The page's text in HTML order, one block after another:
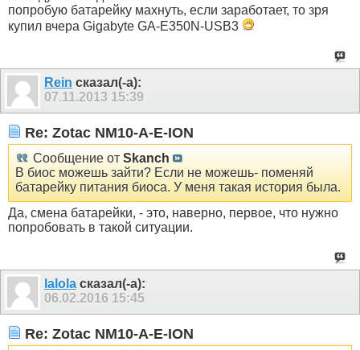
попробую батарейку махнуть, если заработает, то зря
купил вчера Gigabyte GA-E350N-USB3
Rein сказал(-а):
07.11.2013 15:39
Re: Zotac NM10-A-E-ION
Сообщение от Skanch
В биос можешь зайти? Если не можешь- поменяй
батарейку питания биоса. У меня такая история была.
Да, смена батарейки, - это, наверно, первое, что нужно
попробовать в такой ситуации.
lalola сказал(-а):
06.02.2016 15:45
Re: Zotac NM10-A-E-ION